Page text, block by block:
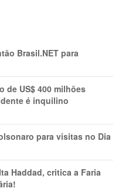
Brasil.NET para
de US$ 400 milhões
é inquilino
para visitas no Dia
Haddad, critica a Faria